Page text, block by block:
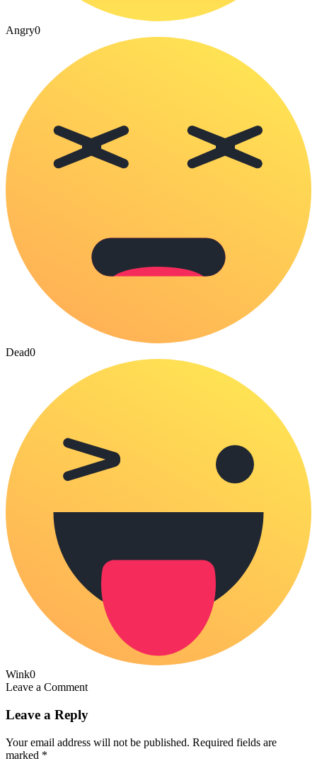
Angry0
Dead0
Wink0
Leave a Comment
Leave a Reply
Your email address will not be published. Required fields are
marked *